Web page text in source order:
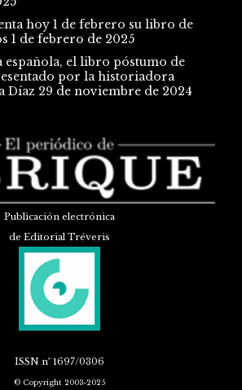
hoy 1 de febrero su libro de
1 de febrero de 2025
española, el libro póstumo de
por la historiadora
Díaz 29 de noviembre de 2024
Publicación electrónica
de Editorial Tréveris
ISSN nº 1697/0306
© Copyright 2003-2025